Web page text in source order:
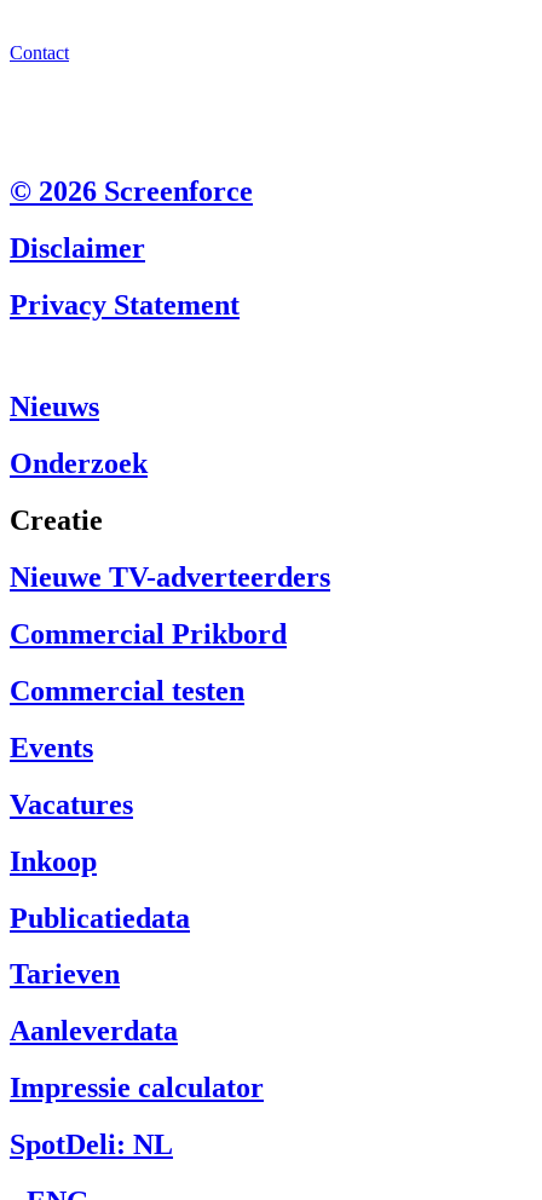
Contact
© 2026 Screenforce
Disclaimer
Privacy Statement
Nieuws
Onderzoek
Creatie
Nieuwe TV-adverteerders
Commercial Prikbord
Commercial testen
Events
Vacatures
Inkoop
Publicatiedata
Tarieven
Aanleverdata
Impressie calculator
SpotDeli: NL